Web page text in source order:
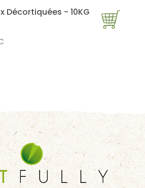
Décortiquées - 10KG